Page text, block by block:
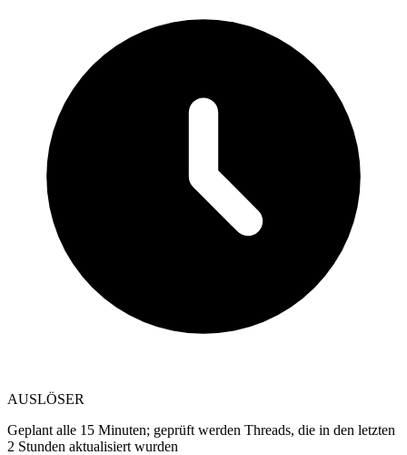
AUSLÖSER
Geplant alle 15 Minuten; geprüft werden Threads, die in den letzten
2 Stunden aktualisiert wurden